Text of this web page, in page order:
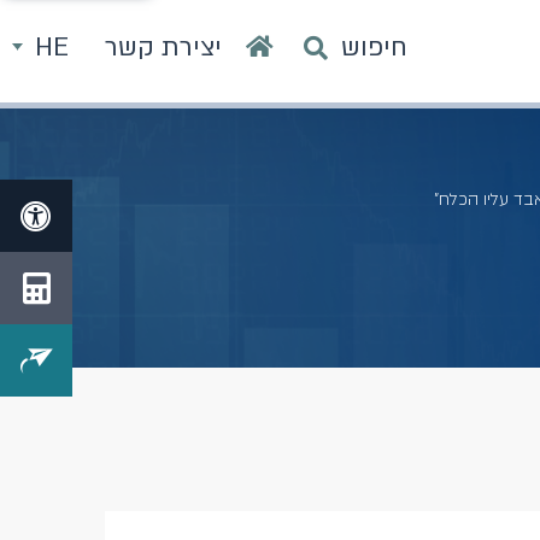
חיפוש יצירת קשר HE
עליו הכלח"